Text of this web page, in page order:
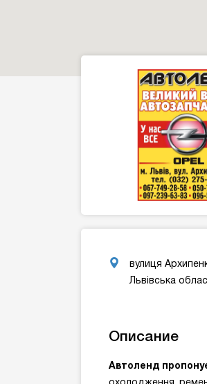
вулиця
Львівська
Описание
Автоленд